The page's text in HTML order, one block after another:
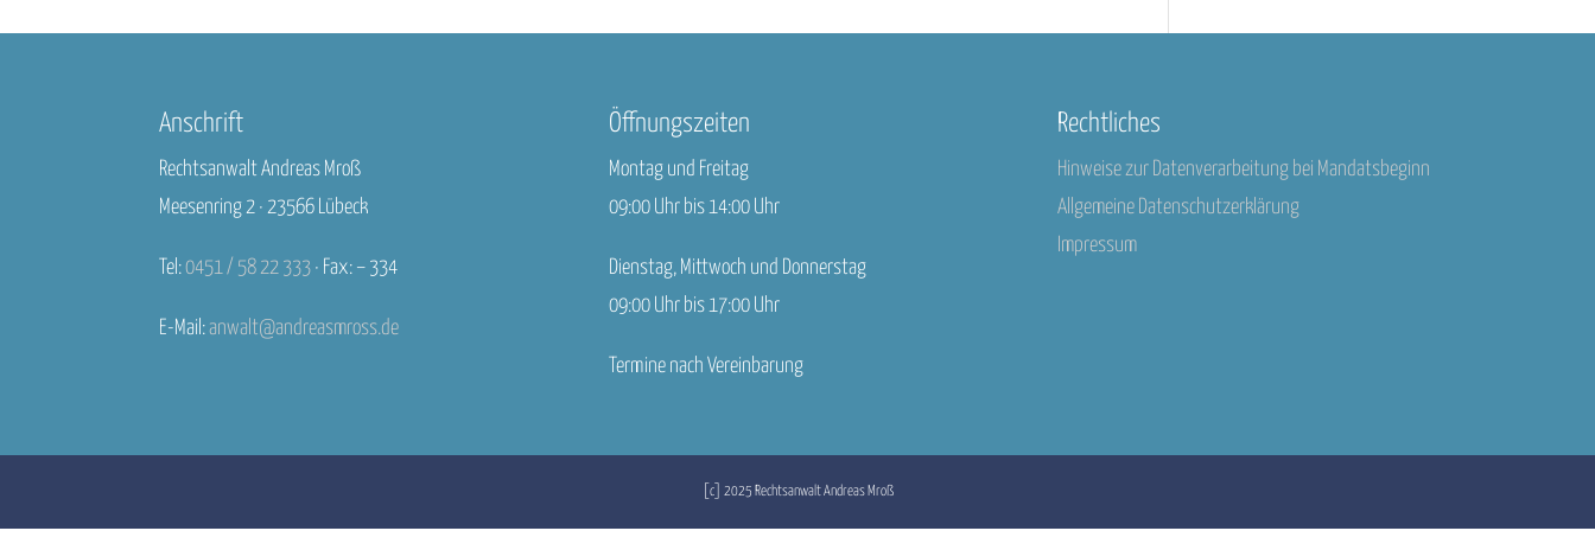
Anschrift
Rechtsanwalt Andreas Mroß
Meesenring 2 · 23566 Lübeck
Tel:0451 / 58 22 333 · Fax: – 334
E-Mail:anwalt@andreasmross.de
Öffnungszeiten
Montag und Freitag
09:00 Uhr bis 14:00 Uhr
Dienstag, Mittwoch und Donnerstag
09:00 Uhr bis 17:00 Uhr
Termine nach Vereinbarung
Rechtliches
Hinweise zur Datenverarbeitung bei Mandatsbeginn
Allgemeine Datenschutzerklärung
Impressum
[c] 2025 Rechtsanwalt Andreas Mroß